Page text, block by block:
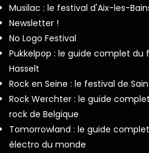
Musilac : le festival d'Aix-les-
Newsletter !
No Logo Festival
Pukkelpop : le guide complet
Hasselt
Rock en Seine : le festival de
Rock Werchter : le guide
rock de Belgique
Tomorrowland : le guide
électro du monde